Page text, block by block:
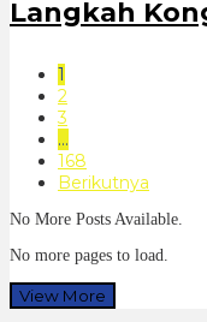
Langkah
1
2
3
…
168
Berikutnya
No More Posts Available.
No more pages to load.
View More